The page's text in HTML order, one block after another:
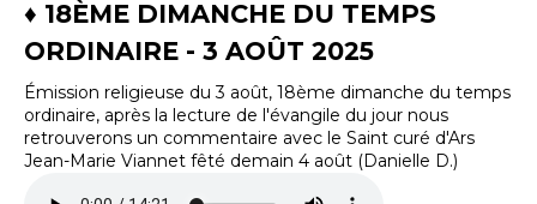
♦ 18ÈME DIMANCHE DU TEMPS
ORDINAIRE - 3 AOÛT 2025
Émission religieuse du 3 août, 18ème dimanche du temps
ordinaire, après la lecture de l'évangile du jour nous
retrouverons un commentaire avec le Saint curé d'Ars
Jean-Marie Viannet fêté demain 4 août (Danielle D.)